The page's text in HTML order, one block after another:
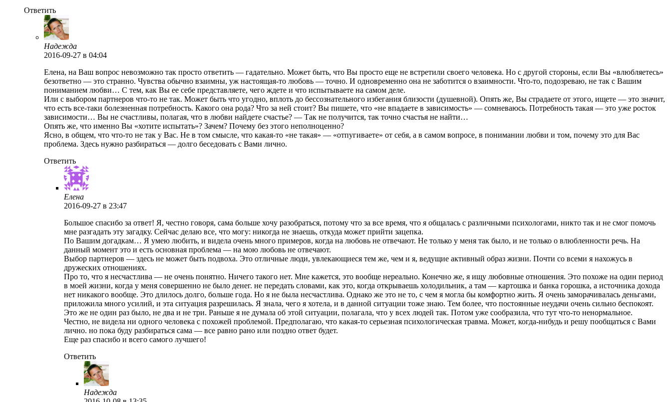
Ответить
Надежда
2016-09-27 в 04:04
Елена, на Ваш вопрос невозможно так просто ответить — гадательно. Может быть, что Вы просто еще не встретили своего человека. Но с другой стороны, если Вы «влюбляетесь»
безответно — это странно. Чувства обычно взаимны, уж настоящая-то любовь — точно. И одновременно она не заботится о взаимности. Что-то, подозреваю, не так с Вашим
пониманием любви… С тем, как Вы ее себе представляете, чего ждете и что испытываете на самом деле.
Или с выбором партнеров что-то не так. Может быть что угодно, вплоть до бессознательного избегания близости (душевной). Опять же, Вы страдаете от этого, ищете — это значит,
что есть все-таки болезненная потребность. Какого она рода? Что за ней стоит? Вы пишете, что «не впадаете в зависимость» — сомневаюсь. Потребность такая — это уже росток
зависимости… Вы не счастливы, полагая, что в любви найдете счастье? — Так не получится, так точно счастья не найти…
Опять же, что именно Вы «хотите испытать»? Зачем? Почему без этого неполноценно?
Ясно, в общем, что что-то не так у Вас. Не в том смысле, что какая-то «не такая» — «отпугиваете» от себя, а в самом вопросе, в понимании любви и том, почему это для Вас
проблема. Здесь нужно разбираться — долго беседовать с Вами лично.
Ответить
Елена
2016-09-27 в 23:47
Большое спасибо за ответ! Я, честно говоря, сама больше хочу разобраться, потому что за все время, что я общалась с различными психологами, никто так и не смог помочь
мне разгадать эту загадку. Сейчас делаю все, что могу: никогда не знаешь, откуда может прийти зацепка.
По Вашим догадкам… Я умею любить, и видела очень много примеров, когда на любовь не отвечают. Не только у меня так было, и не только о влюбленности речь. На
данный момент это и есть основная проблема — на мою любовь не отвечают.
Выбор партнеров — здесь не может быть подвоха. Это отличные люди, увлекающиеся тем же, чем и я, ведущие активный образ жизни. Почти со всеми я нахожусь в
дружеских отношениях.
Про то, что я несчастлива — не очень понятно. Ничего такого нет. Мне кажется, это вообще нереально. Конечно же, я ищу любовные отношения. Это похоже на один период
в моей жизни, когда у меня совершенно не было денег. не передать словами, как это, когда открываешь холодильник, а там — картошка и банка горошка, а источника дохода
нет никакого вообще. Это длилось долго, больше года. Но я не была несчастлива. Однако же это не то, с чем я могла бы комфортно жить. Я очень заморачивалась деньгами,
приложила много усилий, и эта ситуация разрешилась. Я знала, чего я хотела, и в данной ситуации тоже знаю. Тем более, что постоянные неудачи очень сильно беспокоят.
Это же не один раз было, не два и не три. Раньше я не думала об этой ситуации, полагала, что у всех людей так. Потом уже сообразила, что тут что-то ненормальное.
Честно, не видела ни одного человека с похожей проблемой. Предполагаю, что какая-то серьезная психологическая травма. Может, когда-нибудь и решу пообщаться с Вами
лично. но пока буду разбираться сама — все равно рано или поздно ответ будет.
Еще раз спасибо и всего самого лучшего!
Ответить
Надежда